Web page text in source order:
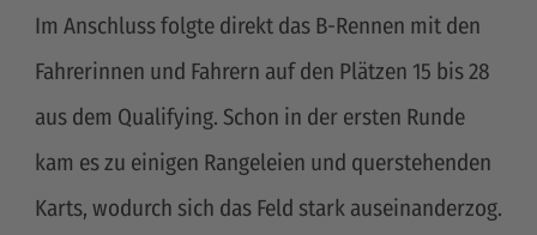
Im Anschluss folgte direkt das B-Rennen mit den
Fahrerinnen und Fahrern auf den Plätzen 15 bis 28
aus dem Qualifying. Schon in der ersten Runde
kam es zu einigen Rangeleien und querstehenden
Karts, wodurch sich das Feld stark auseinanderzog.